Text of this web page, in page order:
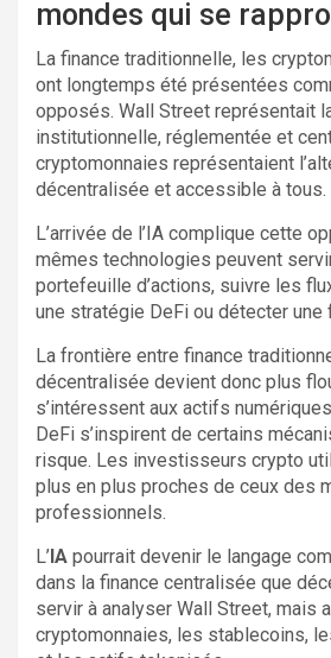
mondes qui se
La finance traditionnelle, les
ont longtemps été présentées
opposés. Wall Street représentait
institutionnelle, réglementée et
cryptomonnaies représentaient
décentralisée et accessible à tous.
L’arrivée de l’IA complique cette
mêmes technologies peuvent
portefeuille d’actions, suivre les
une stratégie DeFi ou détecter une
La frontière entre finance
décentralisée devient donc plus
s’intéressent aux actifs
DeFi s’inspirent de certains
risque. Les investisseurs crypto
plus en plus proches de ceux des
professionnels.
L’ IA pourrait devenir le langage
dans la finance centralisée que
servir à analyser Wall Street, mais
cryptomonnaies, les stablecoins,